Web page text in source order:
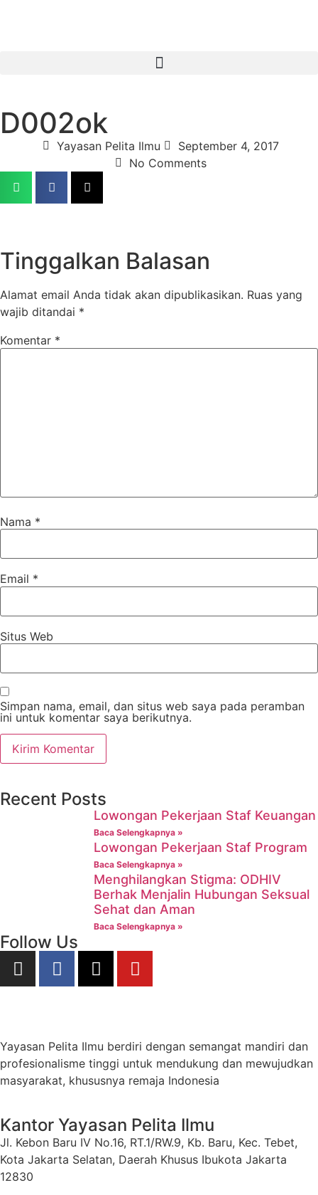
D002ok
Yayasan Pelita Ilmu
September 4, 2017
No Comments
Tinggalkan Balasan
Alamat email Anda tidak akan dipublikasikan. Ruas yang
wajib ditandai *
Komentar *
Nama *
Email *
Situs Web
Simpan nama, email, dan situs web saya pada peramban
ini untuk komentar saya berikutnya.
Recent Posts
Lowongan Pekerjaan Staf Keuangan
Baca Selengkapnya »
Lowongan Pekerjaan Staf Program
Baca Selengkapnya »
Menghilangkan Stigma: ODHIV
Berhak Menjalin Hubungan Seksual
Sehat dan Aman
Baca Selengkapnya »
Follow Us
Yayasan Pelita Ilmu berdiri dengan semangat mandiri dan
profesionalisme tinggi untuk mendukung dan mewujudkan
masyarakat, khususnya remaja Indonesia
Kantor Yayasan Pelita Ilmu
Jl. Kebon Baru IV No.16, RT.1/RW.9, Kb. Baru, Kec. Tebet,
Kota Jakarta Selatan, Daerah Khusus Ibukota Jakarta
12830